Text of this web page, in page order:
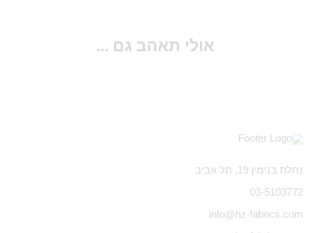
אולי תאהב גם ...
נחלת בנימין 19, תל אביב
03-5103772
info@hz-fabrics.com